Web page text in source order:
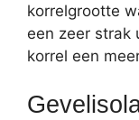
korrelgrootte
een zeer strak
korrel een